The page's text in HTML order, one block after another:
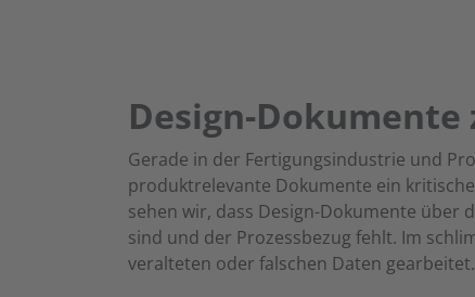
Design-Dokumente
Gerade in der Fertigungsindustrie und
produktrelevante Dokumente ein
sehen wir, dass Design-Dokumente über
sind und der Prozessbezug fehlt. Im
veralteten oder falschen Daten gearbeitet.